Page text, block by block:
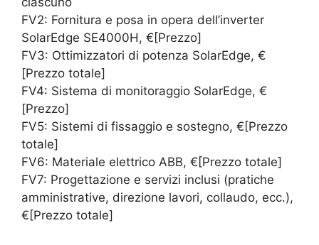
FV2: Fornitura e posa in opera dell’inverter
SolarEdge SE4000H, €[Prezzo]
FV3: Ottimizzatori di potenza SolarEdge, €
[Prezzo totale]
FV4: Sistema di monitoraggio SolarEdge, €
[Prezzo]
FV5: Sistemi di fissaggio e sostegno, €[Prezzo
totale]
FV6: Materiale elettrico ABB, €[Prezzo totale]
FV7: Progettazione e servizi inclusi (pratiche
amministrative, direzione lavori, collaudo, ecc.),
€[Prezzo totale]